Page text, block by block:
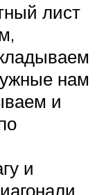
лист
нам
и
и